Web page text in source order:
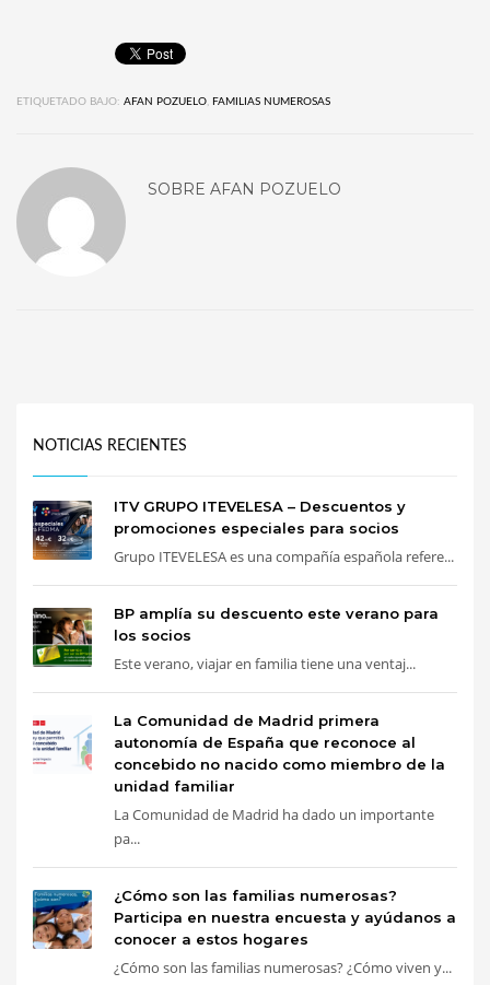
ETIQUETADO BAJO: AFAN POZUELO FAMILIAS NUMEROSAS
SOBRE AFAN POZUELO
NOTICIAS RECIENTES
ITV GRUPO ITEVELESA – Descuentos y
promociones especiales para socios
Grupo ITEVELESA es una compañía española refere...
BP amplía su descuento este verano para
los socios
Este verano, viajar en familia tiene una ventaj...
La Comunidad de Madrid primera
autonomía de España que reconoce al
concebido no nacido como miembro de la
unidad familiar
La Comunidad de Madrid ha dado un importante
pa...
¿Cómo son las familias numerosas?
Participa en nuestra encuesta y ayúdanos a
conocer a estos hogares
¿Cómo son las familias numerosas? ¿Cómo viven y...